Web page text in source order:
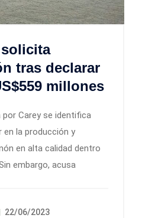
tras declarar
millones
Carey se identifica
en la producción y
en alta calidad dentro
embargo, acusa
22/06/2023